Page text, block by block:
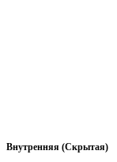
Внутренняя (Скрытая)